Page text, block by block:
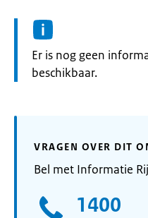
Informatie:
Er is nog geen
beschikbaar.
VRAGEN OVER DIT
Bel met Informatie
1400